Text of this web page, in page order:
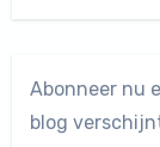
Abonneer nu
blog